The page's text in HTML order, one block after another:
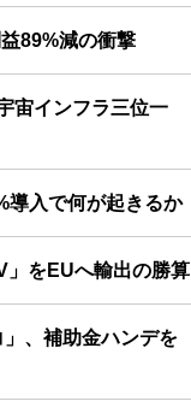
89%減の衝撃
宙インフラ三位一
導入で何が起きるか
」をEUへ輸出の勝算
、補助金ハンデを
JOURNAL
JOURNAL